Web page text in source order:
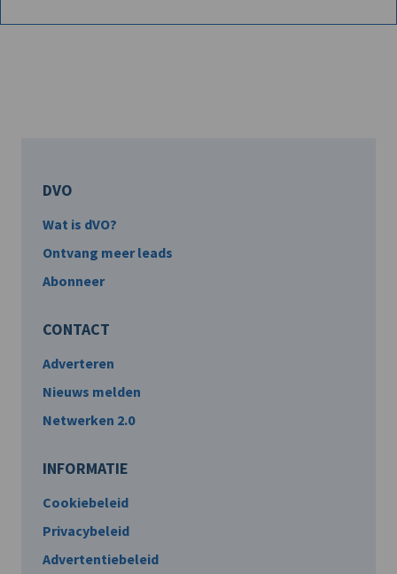
DVO
Wat is dVO?
Ontvang meer leads
Abonneer
CONTACT
Adverteren
Nieuws melden
Netwerken 2.0
INFORMATIE
Cookiebeleid
Privacybeleid
Advertentiebeleid